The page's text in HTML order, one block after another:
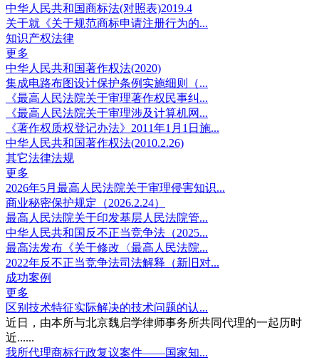
中华人民共和国商标法(对照表)2019.4
关于就《关于规范商标申请注册行为的...
知识产权法律
更多
中华人民共和国著作权法(2020)
集成电路布图设计保护条例实施细则（...
《最高人民法院关于审理著作权民事纠...
《最高人民法院关于审理涉及计算机网...
《著作权质权登记办法》2011年1月1日施...
中华人民共和国著作权法(2010.2.26)
其它法律法规
更多
2026年5月最高人民法院关于审理侵害知识...
商业秘密保护规定（2026.2.24）
最高人民法院关于印发基层人民法院管...
中华人民共和国反不正当竞争法（2025...
最高法发布《关于修改〈最高人民法院...
2022年反不正当竞争法司法解释（新旧对...
成功案例
更多
区别技术特征实际解决的技术问题的认...
近日，由本所与北京魏启学律师事务所共同代理的一起历时
近......
我所代理商标行政复议案件——国家知...